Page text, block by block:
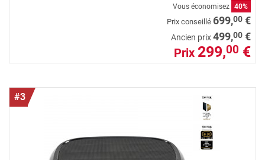
Vous économisez 40%
Prix conseillé 699,00 €
Ancien prix499,00 €
Prix 299,00 €
#3